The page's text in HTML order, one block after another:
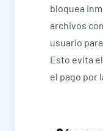
bloquea
archivos
usuario
Esto evita
el pago por